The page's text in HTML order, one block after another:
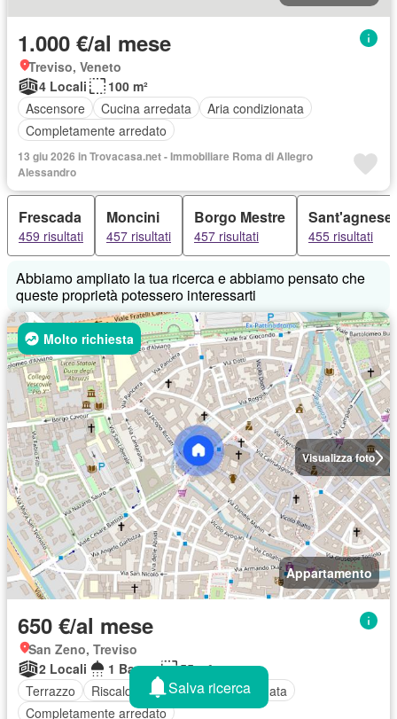
1.000 €/al mese
Treviso, Veneto
4 Locali
100 m²
Ascensore
Cucina arredata
Aria condizionata
Completamente arredato
13 giu 2026 in Trovacasa.net - Immobiliare Roma di Allegro
Alessandro
Frescada
459 risultati
Moncini
457 risultati
Borgo Mestre
457 risultati
Sant'agnese
455 risultati
Abbiamo ampliato la tua ricerca e abbiamo pensato che
queste proprietà potessero interessarti
Visualizza foto
Molto richiesta
Appartamento
650 €/al mese
San Zeno, Treviso
2 Locali
1 Bagno
55 m²
Terrazzo
Riscaldamento
Aria condizionata
Completamente arredato
Salva ricerca